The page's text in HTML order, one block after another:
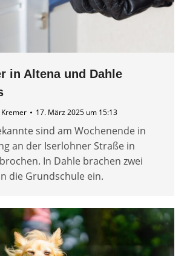
in Altena und Dahle
Kremer 17. März 2025 um 15:13
sind am Wochenende in
an der Iserlohner Straße in
In Dahle brachen zwei
die Grundschule ein.